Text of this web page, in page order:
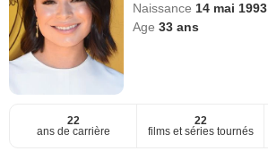
Naissance 14 mai 1993
Age33 ans
22
ans de carrière
22
films et séries tournés